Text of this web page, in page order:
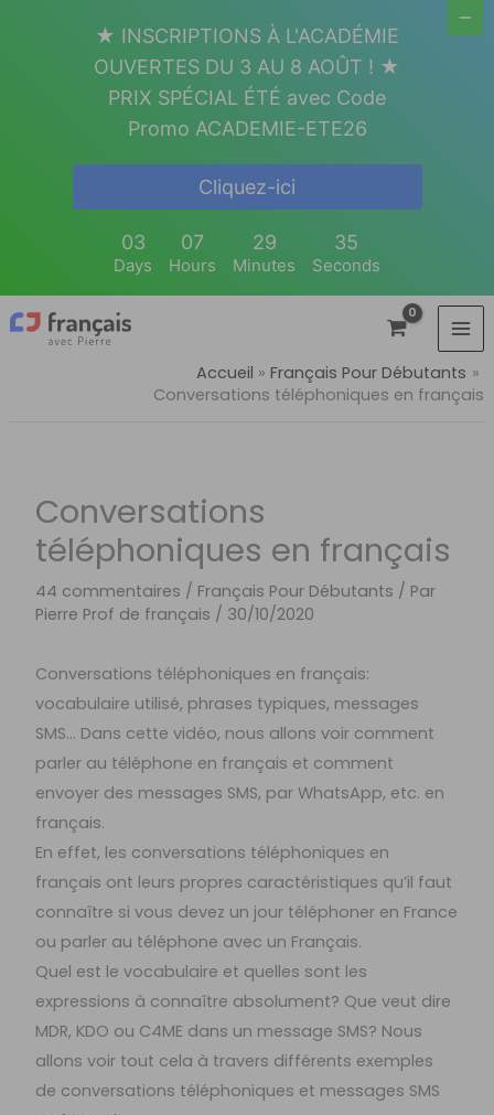
Accueil
Français Pour Débutants
Conversations téléphoniques en français
Conversations
téléphoniques en français
44 commentaires / Français Pour Débutants / Par
Pierre Prof de français / 30/10/2020
Conversations téléphoniques en français:
vocabulaire utilisé, phrases typiques, messages
SMS… Dans cette vidéo, nous allons voir comment
parler au téléphone en français et comment
envoyer des messages SMS, par WhatsApp, etc. en
français.
En effet, les conversations téléphoniques en
français ont leurs propres caractéristiques qu’il faut
connaître si vous devez un jour téléphoner en France
ou parler au téléphone avec un Français.
Quel est le vocabulaire et quelles sont les
expressions à connaître absolument? Que veut dire
MDR, KDO ou C4ME dans un message SMS? Nous
allons voir tout cela à travers différents exemples
de conversations téléphoniques et messages SMS
★ INSCRIPTIONS À L'ACADÉMIE
OUVERTES DU 3 AU 8 AOÛT ! ★
PRIX SPÉCIAL ÉTÉ avec Code
Promo ACADEMIE-ETE26
Cliquez-ici
03
Days
07
Hours
29
Minutes
34
Seconds